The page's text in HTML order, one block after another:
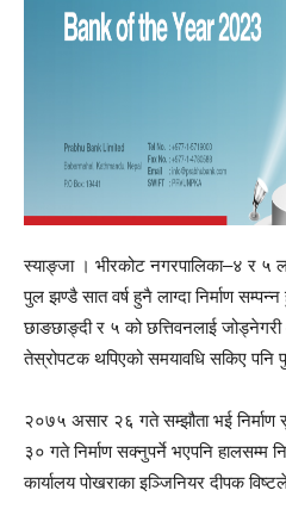
स्याङ्जा । भीरकोट नगरपालिका–४ र ५
पुल झण्डै सात वर्ष हुनै लाग्दा निर्माण
छाङछाङ्दी र ५ को छत्तिवनलाई जोड्नेगरी
तेस्रोपटक थपिएको समयावधि सकिए
२०७५ असार २६ गते सम्झौता भई
३० गते निर्माण सक्नुपर्ने भएपनि हालसम्म
कार्यालय पोखराका इञ्जिनियर दीपक